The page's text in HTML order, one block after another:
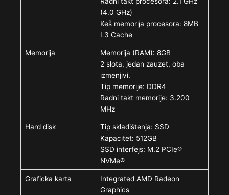
(4.0 GHz)
Keš memorija procesora: 8MB
L3 Cache
Memorija
Memorija (RAM): 8GB
2 slota, jedan zauzet, oba
izmenjivi.
Tip memorije: DDR4
Radni takt memorije: 3.200
MHz
Hard disk
Tip skladištenja: SSD
Kapacitet: 512GB
SSD interfejs: M.2 PCIe®
NVMe®
Graficka karta
Integrated AMD Radeon
Graphics